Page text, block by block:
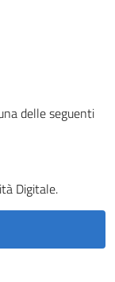
delle seguenti
Digitale.